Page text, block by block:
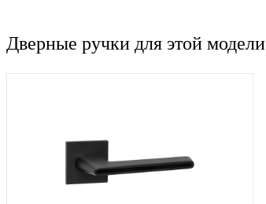
Дверные ручки для этой модели